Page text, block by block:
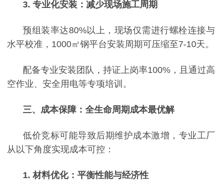
3. 专业化安装：减少现场施工周期
预组装率达80%以上，现场仅需进行螺栓连接与
水平校准，1000㎡钢平台安装周期可压缩至7-10天。
配备专业安装团队，持证上岗率100%，且通过高
空作业、安全用电等专项培训。
三、成本保障：全生命周期成本最优解
低价竞标可能导致后期维护成本激增，专业工厂
从以下角度实现成本可控：
1. 材料优化：平衡性能与经济性